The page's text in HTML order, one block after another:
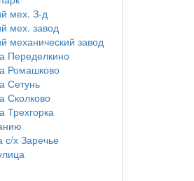
мех. З-д
мех. завод
механический завод
Переделкино
Ромашково
Сетунь
Сколково
Трехгорка
с/х Заречье